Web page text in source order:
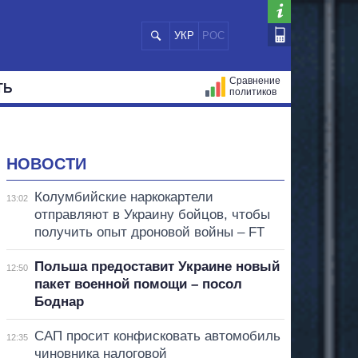
УКР РОС
Сравнение
политиков
НОВОСТИ
13:02
Колумбийские наркокартели
отправляют в Украину бойцов, чтобы
получить опыт дроновой войны – FT
12:50
Польша предоставит Украине новый
пакет военной помощи – посол
Боднар
12:35
САП просит конфисковать автомобиль
чиновника налоговой